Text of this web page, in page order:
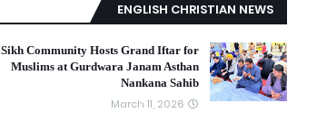
ENGLISH CHRISTIAN NEWS
Sikh Community Hosts Grand Iftar for
Muslims at Gurdwara Janam Asthan
Nankana Sahib
March 11, 2026